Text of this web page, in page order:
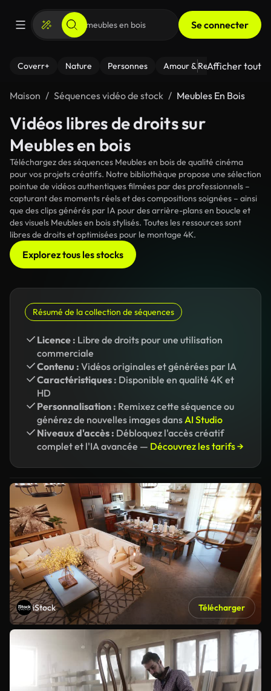
Se connecter
Coverr+ Nature Personnes Amour & Relations Le
Afficher tout
Maison Séquences vidéo de stock Meubles En Bois
Vidéos libres de droits sur
Meubles en bois
Téléchargez des séquences Meubles en bois de qualité cinéma
pour vos projets créatifs. Notre bibliothèque propose une sélection
pointue de vidéos authentiques filmées par des professionnels –
capturant des moments réels et des compositions soignées – ainsi
que des clips générés par IA pour des arrière-plans en boucle et
des visuels Meubles en bois stylisés. Toutes les ressources sont
libres de droits et optimisées pour le montage 4K.
Explorez tous les stocks
Résumé de la collection de séquences
Licence : Libre de droits pour une utilisation
commerciale
Contenu : Vidéos originales et générées par IA
Caractéristiques : Disponible en qualité 4K et
HD
Personnalisation : Remixez cette séquence ou
générez de nouvelles images dansAI Studio
Niveaux d'accès : Débloquez l'accès créatif
complet et l'IA avancée — Découvrez les tarifs →
iStock Télécharger